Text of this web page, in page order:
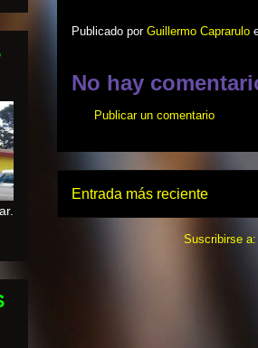
Publicado por Guillermo Caprarulo
No hay
Publicar un comentario
Entrada más reciente
Suscribirse a: